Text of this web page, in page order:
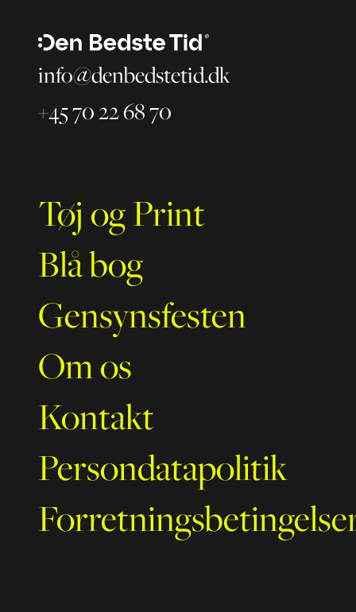
info@denbedstetid.dk
+45 70 22 68 70
Tøj og Print
Blå bog
Gensynsfesten
Om os
Kontakt
Persondatapolitik